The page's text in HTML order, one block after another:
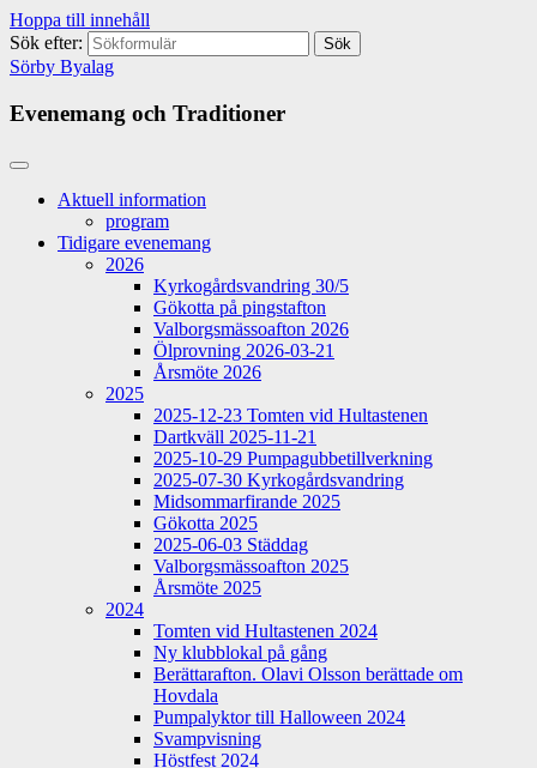
Hoppa till innehåll
Sök efter:
Sörby Byalag
Evenemang och Traditioner
Aktuell information
program
Tidigare evenemang
2026
Kyrkogårdsvandring 30/5
Gökotta på pingstafton
Valborgsmässoafton 2026
Ölprovning 2026-03-21
Årsmöte 2026
2025
2025-12-23 Tomten vid Hultastenen
Dartkväll 2025-11-21
2025-10-29 Pumpagubbetillverkning
2025-07-30 Kyrkogårdsvandring
Midsommarfirande 2025
Gökotta 2025
2025-06-03 Städdag
Valborgsmässoafton 2025
Årsmöte 2025
2024
Tomten vid Hultastenen 2024
Ny klubblokal på gång
Berättarafton. Olavi Olsson berättade om
Hovdala
Pumpalyktor till Halloween 2024
Svampvisning
Höstfest 2024